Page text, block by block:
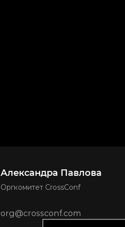
Александра Павлова
Оргкомитет CrossConf
org@crossconf.com